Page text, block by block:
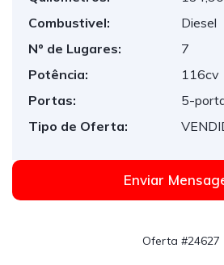
Combustivel:
Diesel
Nº de Lugares:
7
Potência:
116cv
Portas:
5-
Tipo de Oferta:
Enviar
Oferta #24627